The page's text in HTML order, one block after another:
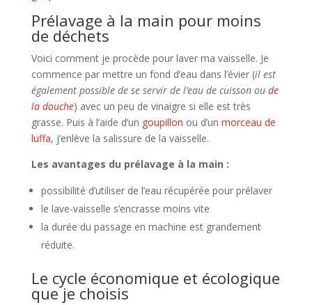
Prélavage à la main pour moins
de déchets
Voici comment je procède pour laver ma vaisselle. Je
commence par mettre un fond d’eau dans l’évier (il est
également possible de se servir de l’eau de cuisson ou de
la douche) avec un peu de vinaigre si elle est très
grasse. Puis à l’aide d’un goupillon ou d’un morceau de
luffa, j’enlève la salissure de la vaisselle.
Les avantages du prélavage à la main :
possibilité d’utiliser de l’eau récupérée pour prélaver
le lave-vaisselle s’encrasse moins vite
la durée du passage en machine est grandement
réduite.
Le cycle économique et écologique
que je choisis